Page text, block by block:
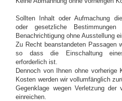
Sollten Inhalt oder Aufmachung
oder gesetzliche
Benachrichtigung ohne Ausstellung
Zu Recht beanstandeten Passagen
so dass die Einschaltung
erforderlich ist.
Dennoch von Ihnen ohne vorherige
Kosten werden wir vollumfänglich
Gegenklage wegen Verletzung der
einreichen.